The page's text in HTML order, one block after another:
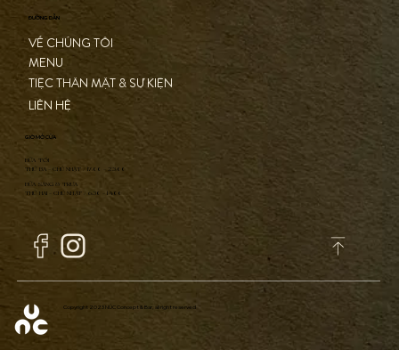
ĐƯỜNG DẪN
VỀ CHÚNG TÔI
MENU
TIỆC THÂN MẬT & SỰ KIỆN
LIÊN HỆ
GIỜ MỞ CỬA
BỮA TỐI
THỨ BA - CHỦ NHẬT / 17:00 - 23:00
BỮA SÁNG & TRƯA
THỨ HAI - CHỦ NHẬT / 6:30 - 14:00
Copyright 2023 NÚC Concept & Bar, all right reserved